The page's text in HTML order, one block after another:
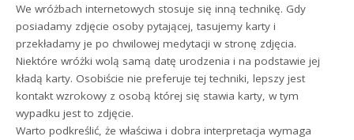
We wróżbach internetowych stosuje się inną technikę. Gdy
posiadamy zdjęcie osoby pytającej, tasujemy karty i
przekładamy je po chwilowej medytacji w stronę zdjęcia.
Niektóre wróżki wolą samą datę urodzenia i na podstawie jej
kładą karty. Osobiście nie preferuje tej techniki, lepszy jest
kontakt wzrokowy z osobą której się stawia karty, w tym
wypadku jest to zdjęcie.
Warto podkreślić, że właściwa i dobra interpretacja wymaga